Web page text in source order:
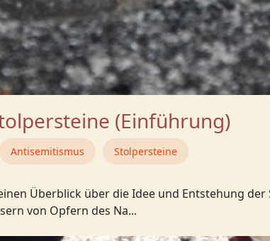
(Einführung)
Antisemitismus Stolpersteine
Überblick über die Idee und Entstehung
von Opfern des Na...